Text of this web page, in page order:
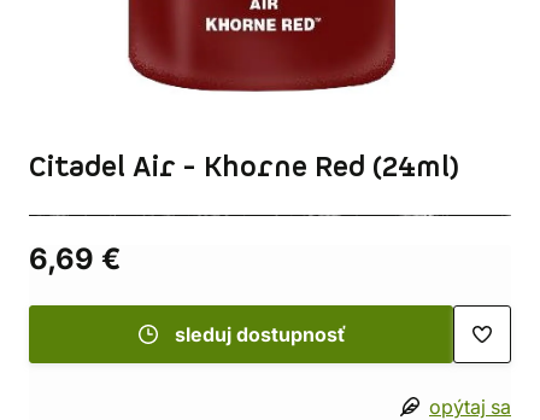
Citadel Air - Khorne Red (24ml)
6,69 €
sleduj dostupnosť
opýtaj sa